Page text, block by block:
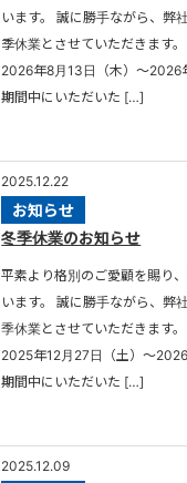
います。 誠に勝手ながら、弊
季休業とさせていただきます。
2026年8月13日（木）～2026
期間中にいただいた […]
2025.12.22
お知らせ
冬季休業のお知らせ
平素より格別のご愛顧を賜り
います。 誠に勝手ながら、弊
季休業とさせていただきます。
2025年12月27日（土）～
期間中にいただいた […]
2025.12.09